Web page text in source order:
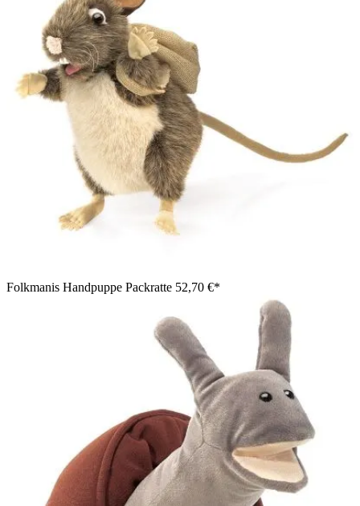
Folkmanis Handpuppe Packratte 52,70 €*